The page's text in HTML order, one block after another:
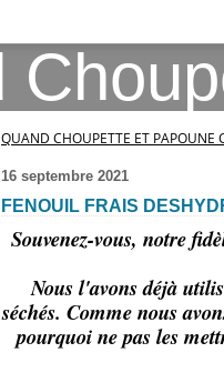
QUAND CHOUPETTE ET PAPOUNE
16 septembre 2021
FENOUIL FRAIS
Souvenez-vous, notre
Nous l'avons déjà
séchés. Comme nous
pourquoi ne pas les